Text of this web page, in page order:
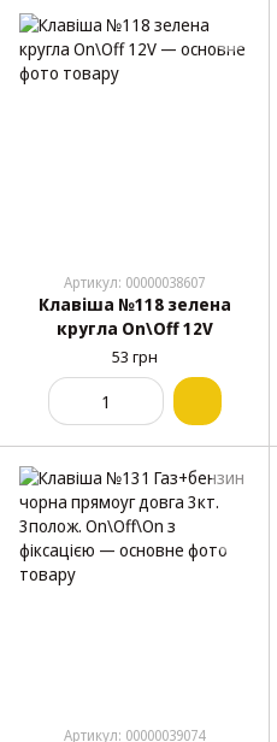
Артикул: 00000038607
Клавіша №118 зелена
кругла On\Off 12V
53 грн
Артикул: 00000039074